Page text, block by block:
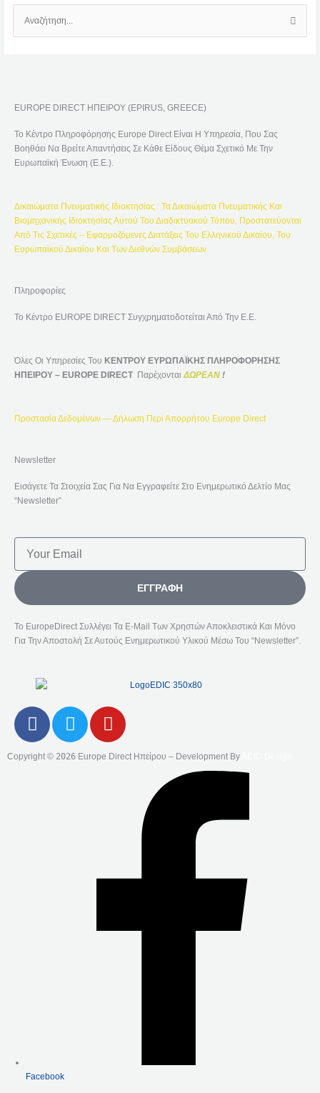
Τ
Σ
Η
Α
EUROPE DIRECT ΗΠΕΙΡΟΥ (EPIRUS, GREECE)
Το Κέντρο Πληροφόρησης Europe Direct Είναι Η Υπηρεσία, Που Σας
Βοηθάει Να Βρείτε Απαντήσεις Σε Κάθε Είδους Θέμα Σχετικό Με Την
Ευρωπαϊκή Ένωση (Ε.Ε.).
Δικαιώματα Πνευματικής Ιδιοκτησίας : Τα Δικαιώματα Πνευματικής Και
Βιομηχανικής Ιδιοκτησίας Αυτού Του Διαδικτυακού Τόπου, Προστατεύονται
Από Τις Σχετικές – Εφαρμοζόμενες Διατάξεις Του Ελληνικού Δικαίου, Του
Ευρωπαϊκού Δικαίου Και Των Διεθνών Συμβάσεων
Πληροφορίες
Το Κέντρο EUROPE DIRECT Συγχρηματοδοτείται Από Την Ε.Ε.
Όλες Οι Υπηρεσίες Του ΚΕΝΤΡΟΥ ΕΥΡΩΠΑΪΚΗΣ ΠΛΗΡΟΦΟΡΗΣΗΣ
ΗΠΕΙΡΟΥ – EUROPE DIRECT Παρέχονται ΔΩΡΕΑΝ !
Προστασία Δεδομένων — Δήλωση Περί Απορρήτου Europe Direct
Newsletter
Εισάγετε Τα Στοιχεία Σας Για Να Εγγραφείτε Στο Ενημερωτικό Δελτίο Μας
“Newsletter”
ΕΓΓΡΑΦΉ
Το EuropeDirect Συλλέγει Τα E-Mail Των Χρηστών Αποκλειστικά Και Μόνο
Για Την Αποστολή Σε Αυτούς Ενημερωτικού Υλικού Μέσω Του “Newsletter”.
F
A
C
T
W
I
Y
O
U
Copyright © 2026 Europe Direct Ηπείρου – Development By
Facebook